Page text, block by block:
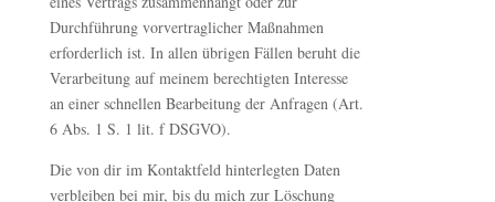
Durchführung vorvertraglicher Maßnahmen
erforderlich ist. In allen übrigen Fällen beruht die
Verarbeitung auf meinem berechtigten Interesse
an einer schnellen Bearbeitung der Anfragen (Art.
6 Abs. 1 S. 1 lit. f DSGVO).
Die von dir im Kontaktfeld hinterlegten Daten
verbleiben bei mir, bis du mich zur Löschung